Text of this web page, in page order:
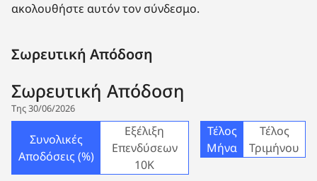
ακολουθήστε αυτόν τον σύνδεσμο.
Σωρευτική Απόδοση
Σωρευτική Απόδοση
Της 30/06/2026
Συνολικές
Αποδόσεις (%)
Εξέλιξη
Επενδύσεων
10Κ
Τέλος
Μήνα
Τέλος
Τριμήνου